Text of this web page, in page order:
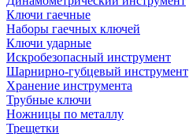
Ключи гаечные
Наборы гаечных ключей
Ключи ударные
Искробезопасный инструмент
Шарнирно-губцевый инструмент
Хранение инструмента
Трубные ключи
Ножницы по металлу
Трещетки